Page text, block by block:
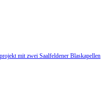
mit zwei Saalfeldener Blaskapellen